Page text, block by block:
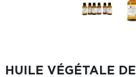
HUILE VÉGÉTALE